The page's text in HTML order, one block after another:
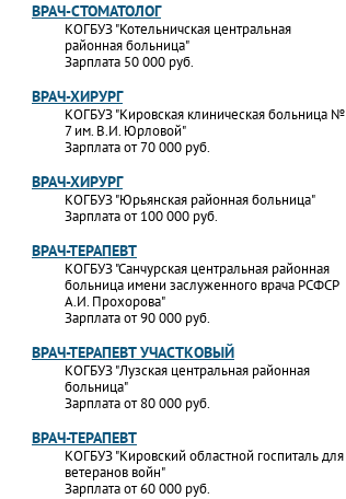
ВРАЧ-СТОМАТОЛОГ
КОГБУЗ "Котельничская центральная
районная больница"
Зарплата 50 000 руб.
ВРАЧ-ХИРУРГ
КОГБУЗ "Кировская клиническая больница №
7 им. В.И. Юрловой"
Зарплата от 70 000 руб.
ВРАЧ-ХИРУРГ
КОГБУЗ "Юрьянская районная больница"
Зарплата от 100 000 руб.
ВРАЧ-ТЕРАПЕВТ
КОГБУЗ "Санчурская центральная районная
больница имени заслуженного врача РСФСР
А.И. Прохорова"
Зарплата от 90 000 руб.
ВРАЧ-ТЕРАПЕВТ УЧАСТКОВЫЙ
КОГБУЗ "Лузская центральная районная
больница"
Зарплата от 80 000 руб.
ВРАЧ-ТЕРАПЕВТ
КОГБУЗ "Кировский областной госпиталь для
ветеранов войн"
Зарплата от 60 000 руб.